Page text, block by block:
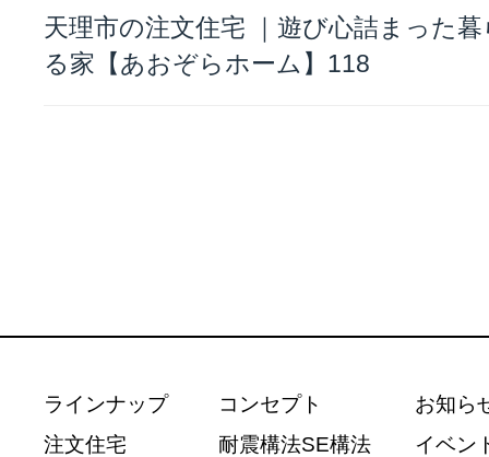
天理市の注文住宅 ｜遊び心詰まった
る家【あおぞらホーム】118
ラインナップ
注文住宅
コンセプト
耐震構法SE構法
お知ら
イベン